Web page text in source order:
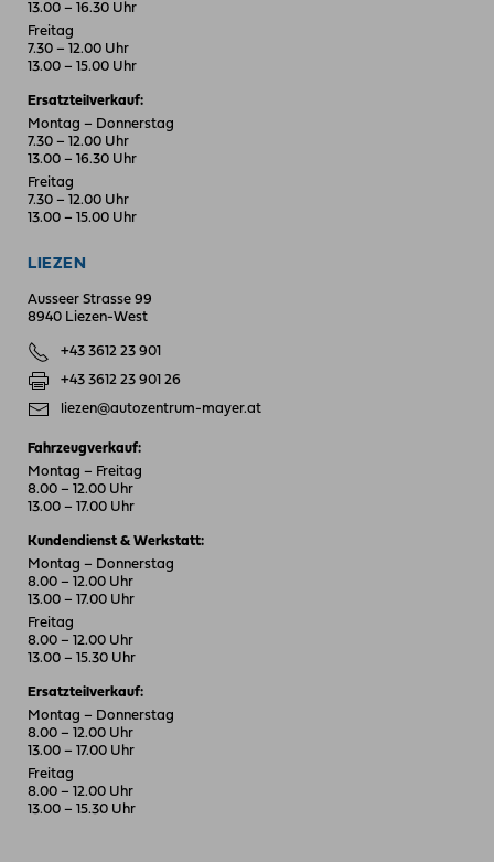
13.00 – 16.30 Uhr
Freitag
7.30 – 12.00 Uhr
13.00 – 15.00 Uhr
Ersatzteilverkauf:
Montag – Donnerstag
7.30 – 12.00 Uhr
13.00 – 16.30 Uhr
Freitag
7.30 – 12.00 Uhr
13.00 – 15.00 Uhr
LIEZEN
Ausseer Strasse 99
8940 Liezen-West
+43 3612 23 901
+43 3612 23 901 26
liezen@autozentrum-mayer.at
Fahrzeugverkauf:
Montag – Freitag
8.00 – 12.00 Uhr
13.00 – 17.00 Uhr
Kundendienst & Werkstatt:
Montag – Donnerstag
8.00 – 12.00 Uhr
13.00 – 17.00 Uhr
Freitag
8.00 – 12.00 Uhr
13.00 – 15.30 Uhr
Ersatzteilverkauf:
Montag – Donnerstag
8.00 – 12.00 Uhr
13.00 – 17.00 Uhr
Freitag
8.00 – 12.00 Uhr
13.00 – 15.30 Uhr